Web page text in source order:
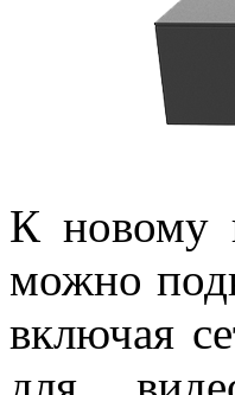
К новому
можно
включая